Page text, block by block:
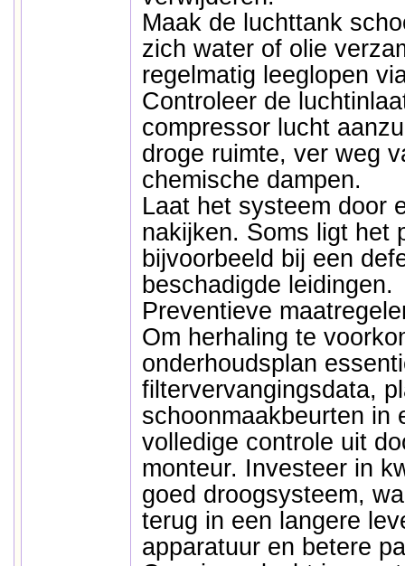
Maak de luchttank
zich water of olie
regelmatig leeglopen
Controleer de
compressor lucht
droge ruimte, ver weg
chemische dampen.
Laat het systeem door
nakijken. Soms ligt het
bijvoorbeeld bij een
beschadigde leidingen.
Preventieve
Om herhaling te
onderhoudsplan
filtervervangingsdata,
schoonmaakbeurten in
volledige controle uit
monteur. Investeer in
goed droogsysteem,
terug in een langere
apparatuur en betere